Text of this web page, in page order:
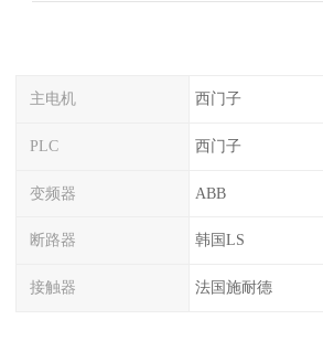
主电机 西门子
PLC 西门子
变频器 ABB
断路器 韩国LS
接触器 法国施耐德